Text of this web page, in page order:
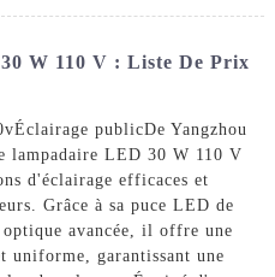
W 110 V : Liste De Prix
Éclairage publicDe Yangzhou
LED 30 W 110 V
d'éclairage efficaces et
Grâce à sa puce LED de
avancée, il offre une
uniforme, garantissant une